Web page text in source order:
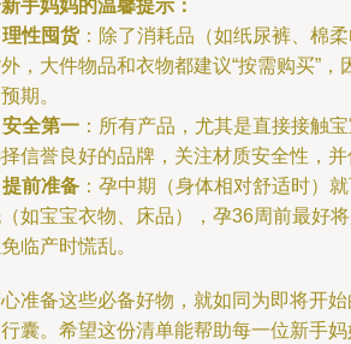
手妈妈的温馨提示：
理性囤货：除了消耗品（如纸尿裤、棉
，大件物品和衣物都建议“按需购买”
期。
安全第一 ：所有产品，尤其是直接接触
信誉良好的品牌，关注材质安全性，并
提前准备 ：孕中期（身体相对舒适时）
如宝宝衣物、床品），孕36周前最好
临产时慌乱。
准备这些必备好物，就如同为即将开
囊。希望这份清单能帮助每一位新手